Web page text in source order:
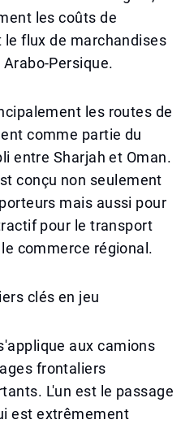
les coûts de
flux de marchandises
Persique.
les routes de
comme partie du
entre Sharjah et Oman.
conçu non seulement
mais aussi pour
pour le transport
commerce régional.
clés en jeu
aux camions
frontaliers
L'un est le passage
est extrêmement